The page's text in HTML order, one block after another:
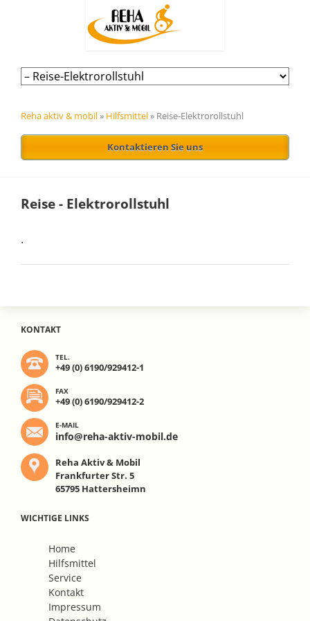
Navigation
überspringen
Reha aktiv & mobil» Hilfsmittel» Reise-Elektrorollstuhl
Kontaktieren Sie uns
Reise - Elektrorollstuhl
.
KONTAKT
TEL.
+49 (0) 6190/929412-1
FAX
+49 (0) 6190/929412-2
E-MAIL
info@reha-aktiv-mobil.de
Reha Aktiv & Mobil
Frankfurter Str. 5
65795 Hattersheimn
WICHTIGE LINKS
Navigation
überspringen
Home
Hilfsmittel
Service
Kontakt
Impressum